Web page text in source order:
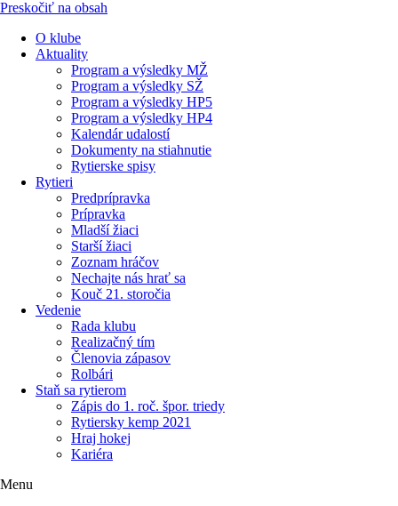
Preskočiť na obsah
O klube
Aktuality
Program a výsledky MŽ
Program a výsledky SŽ
Program a výsledky HP5
Program a výsledky HP4
Kalendár udalostí
Dokumenty na stiahnutie
Rytierske spisy
Rytieri
Predprípravka
Prípravka
Mladší žiaci
Starší žiaci
Zoznam hráčov
Nechajte nás hrať sa
Kouč 21. storočia
Vedenie
Rada klubu
Realizačný tím
Členovia zápasov
Rolbári
Staň sa rytierom
Zápis do 1. roč. špor. triedy
Rytiersky kemp 2021
Hraj hokej
Kariéra
Menu